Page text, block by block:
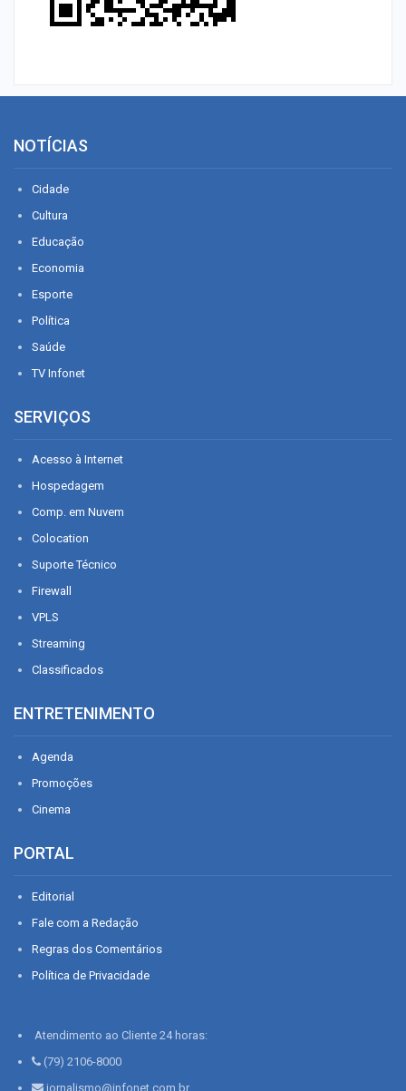
NOTÍCIAS
Cidade
Cultura
Educação
Economia
Esporte
Política
Saúde
TV Infonet
SERVIÇOS
Acesso à Internet
Hospedagem
Comp. em Nuvem
Colocation
Suporte Técnico
Firewall
VPLS
Streaming
Classificados
ENTRETENIMENTO
Agenda
Promoções
Cinema
PORTAL
Editorial
Fale com a Redação
Regras dos Comentários
Política de Privacidade
Atendimento ao Cliente 24 horas:
(79) 2106-8000
jornalismo@infonet.com.br